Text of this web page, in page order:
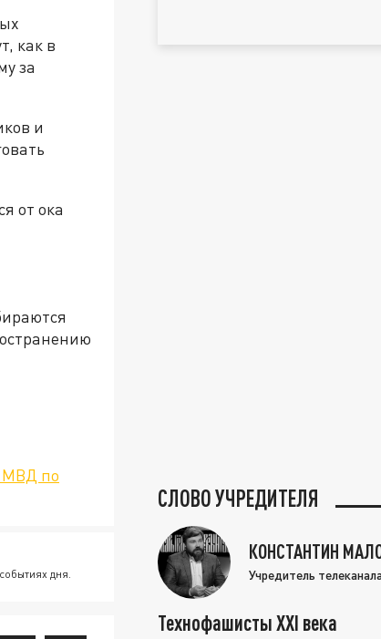
как в
за
и
от ока
МВД по
дня.
СЛОВО УЧРЕДИТЕЛЯ
КОНСТАНТИН
Учредитель
Технофашисты XXI века